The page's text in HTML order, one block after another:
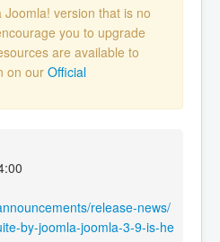
version that is no
you to upgrade
are available to
on our Official
release-news/
by-joomla-joomla-3-9-is-he